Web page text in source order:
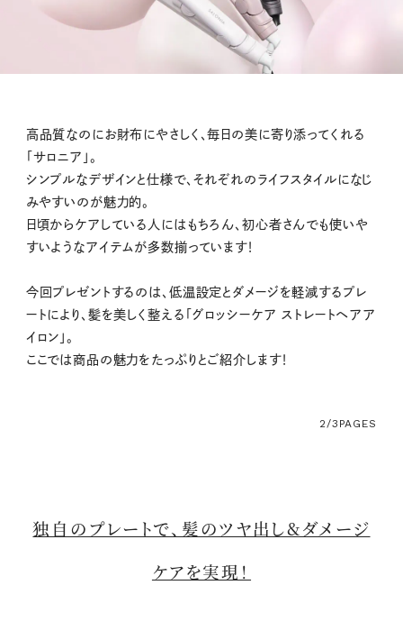
高品質なのにお財布にやさしく、毎日の美に寄り添ってくれる
「サロニア」。
シンプルなデザインと仕様で、それぞれのライフスタイルになじ
みやすいのが魅力的。
日頃からケアしている人にはもちろん、初心者さんでも使いや
すいようなアイテムが多数揃っています！
今回プレゼントするのは、低温設定とダメージを軽減するプレ
ートにより、髪を美しく整える「グロッシーケア ストレートヘアア
イロン」。
ここでは商品の魅力をたっぷりとご紹介します！
2/3 PAGES
独自のプレートで、髪のツヤ出し&ダメージ
ケアを実現！